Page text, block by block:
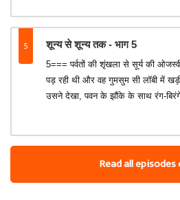
5 शून्य से शून्य तक - भाग 5
5=== पर्वतों की शृंखला से सूर्य की
पड़ रही थी और वह गुमसुम सी लॉबी में
उसने देखा, पवन के झौंके के साथ रंग-
Read all episodes